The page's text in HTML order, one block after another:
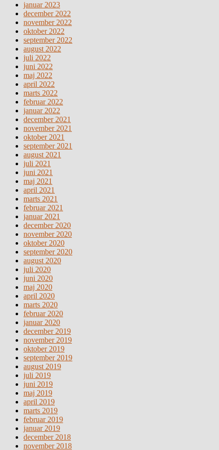
januar 2023
december 2022
november 2022
oktober 2022
september 2022
august 2022
juli 2022
juni 2022
maj 2022
april 2022
marts 2022
februar 2022
januar 2022
december 2021
november 2021
oktober 2021
september 2021
august 2021
juli 2021
juni 2021
maj 2021
april 2021
marts 2021
februar 2021
januar 2021
december 2020
november 2020
oktober 2020
september 2020
august 2020
juli 2020
juni 2020
maj 2020
april 2020
marts 2020
februar 2020
januar 2020
december 2019
november 2019
oktober 2019
september 2019
august 2019
juli 2019
juni 2019
maj 2019
april 2019
marts 2019
februar 2019
januar 2019
december 2018
november 2018